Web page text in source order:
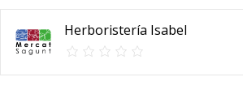
Herboristería Isabel